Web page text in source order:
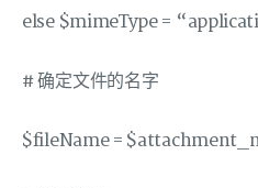
else $mimeType =
# 确定文件的名字
$fileName =